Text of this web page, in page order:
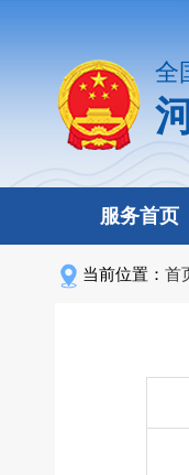
全
服务首页
当前位置： 首